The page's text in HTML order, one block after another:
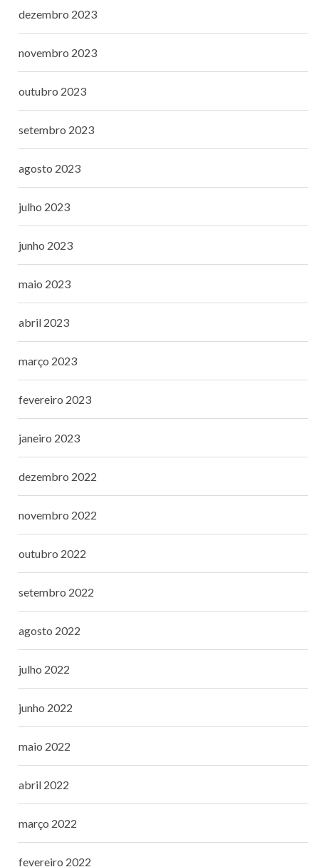
dezembro 2023
novembro 2023
outubro 2023
setembro 2023
agosto 2023
julho 2023
junho 2023
maio 2023
abril 2023
março 2023
fevereiro 2023
janeiro 2023
dezembro 2022
novembro 2022
outubro 2022
setembro 2022
agosto 2022
julho 2022
junho 2022
maio 2022
abril 2022
março 2022
fevereiro 2022